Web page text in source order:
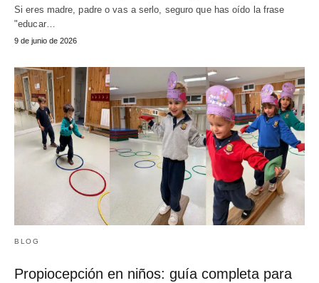
Si eres madre, padre o vas a serlo, seguro que has oído la frase
"educar…
9 de junio de 2026
BLOG
Propiocepción en niños: guía completa para